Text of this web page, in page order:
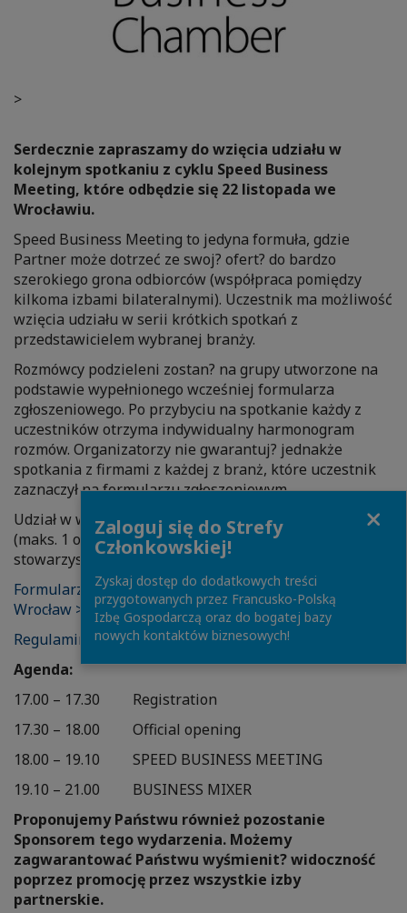
>
Serdecznie zapraszamy do wzięcia udziału w
kolejnym spotkaniu z cyklu Speed Business
Meeting, które odbędzie się 22 listopada we
Wrocławiu.
Speed Business Meeting to jedyna formuła, gdzie
Partner może dotrzeć ze swoj? ofert? do bardzo
szerokiego grona odbiorców (współpraca pomiędzy
kilkoma izbami bilateralnymi). Uczestnik ma możliwość
wzięcia udziału w serii krótkich spotkań z
przedstawicielem wybranej branży.
Rozmówcy podzieleni zostan? na grupy utworzone na
podstawie wypełnionego wcześniej formularza
zgłoszeniowego. Po przybyciu na spotkanie każdy z
uczestników otrzyma indywidualny harmonogram
rozmów. Organizatorzy nie gwarantuj? jednakże
spotkania z firmami z każdej z branż, które uczestnik
zaznaczył na formularzu zgłoszeniowym.
Udział w wydarzeniu wymaga uprzedniego zapisu
(maks. 1 osoby z firmy), jest bezpłatny dla firm
stowarzyszonych.
Formularz zgłoszeniowy Sped Business Meeting
Wrocław >>>
Regulamin SBM Wrocław >>>
Agenda:
17.00 – 17.30 Registration
17.30 – 18.00 Official opening
18.00 – 19.10 SPEED BUSINESS MEETING
19.10 – 21.00 BUSINESS MIXER
Proponujemy Państwu również pozostanie
Sponsorem tego wydarzenia. Możemy
zagwarantować Państwu wyśmienit? widoczność
poprzez promocję przez wszystkie izby
partnerskie.
Zaloguj się do Strefy
Członkowskiej!
Zyskaj dostęp do dodatkowych treści
przygotowanych przez Francusko-Polską
Izbę Gospodarczą oraz do bogatej bazy
nowych kontaktów biznesowych!